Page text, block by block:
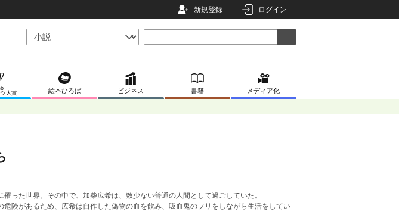
新規登録 ログイン
大賞
絵本ひろば ビジネス 書籍 メディア化
った世界。その中で、加柴広希は、数少ない普通の人間として過ごしていた。
険があるため、広希は自作した偽物の血を飲み、吸血鬼のフリをしながら生活をしてい